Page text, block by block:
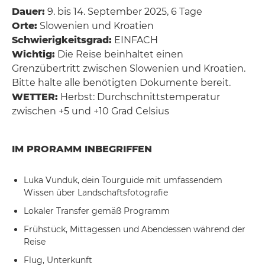
Dauer: 9. bis 14. September 2025, 6 Tage
Orte: Slowenien und Kroatien
Schwierigkeitsgrad: EINFACH
Wichtig: Die Reise beinhaltet einen
Grenzübertritt zwischen Slowenien und Kroatien.
Bitte halte alle benötigten Dokumente bereit.
WETTER: Herbst: Durchschnittstemperatur
zwischen +5 und +10 Grad Celsius
IM PRORAMM INBEGRIFFEN
Luka Vunduk, dein Tourguide mit umfassendem
Wissen über Landschaftsfotografie
Lokaler Transfer gemäß Programm
Frühstück, Mittagessen und Abendessen während der
Reise
Flug, Unterkunft